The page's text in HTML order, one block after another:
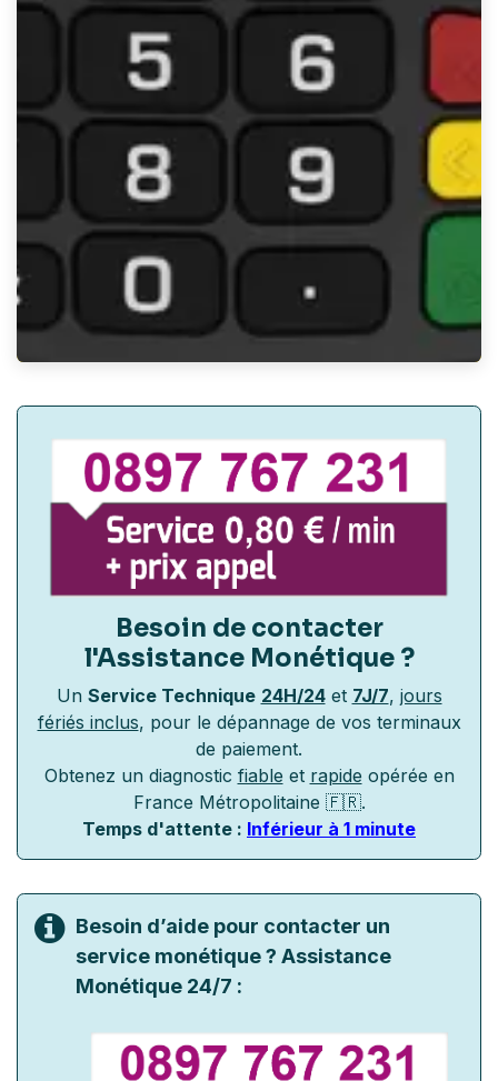
Besoin de contacter
l'Assistance Monétique?
Un Service Technique 24H/24et 7J/7, jours
fériés inclus, pour le dépannage de vos terminaux
de paiement.
Obtenez un diagnostic fiable et rapide opérée en
France Métropolitaine 🇫🇷.
Temps d'attente : Inférieur à 1 minute
Besoin d’aide pour contacter un
service monétique ? Assistance
Monétique 24/7 :